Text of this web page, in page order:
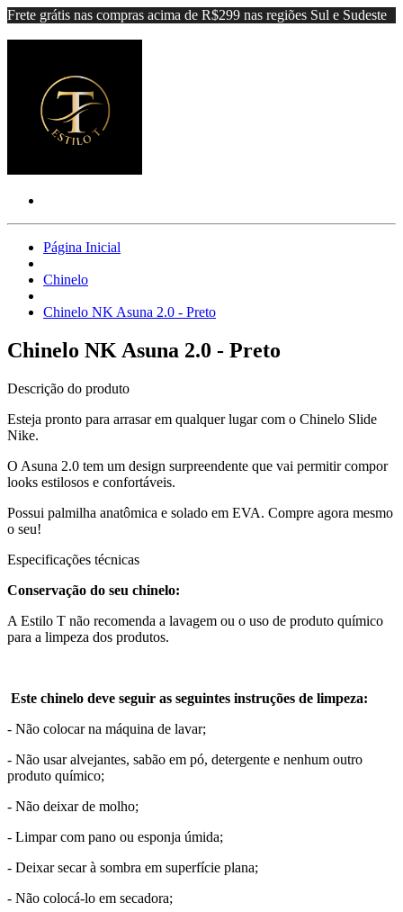
Frete grátis nas compras acima de R$299 nas regiões Sul e Sudeste
Página Inicial
Chinelo
Chinelo NK Asuna 2.0 - Preto
Chinelo NK Asuna 2.0 - Preto
Descrição do produto
Esteja pronto para arrasar em qualquer lugar com o Chinelo Slide
Nike.
O Asuna 2.0 tem um design surpreendente que vai permitir compor
looks estilosos e confortáveis.
Possui palmilha anatômica e solado em EVA. Compre agora mesmo
o seu!
Especificações técnicas
Conservação do seu chinelo:
A Estilo T não recomenda a lavagem ou o uso de produto químico
para a limpeza dos produtos.
Este chinelo deve seguir as seguintes instruções de limpeza:
- Não colocar na máquina de lavar;
- Não usar alvejantes, sabão em pó, detergente e nenhum outro
produto químico;
- Não deixar de molho;
- Limpar com pano ou esponja úmida;
- Deixar secar à sombra em superfície plana;
- Não colocá-lo em secadora;